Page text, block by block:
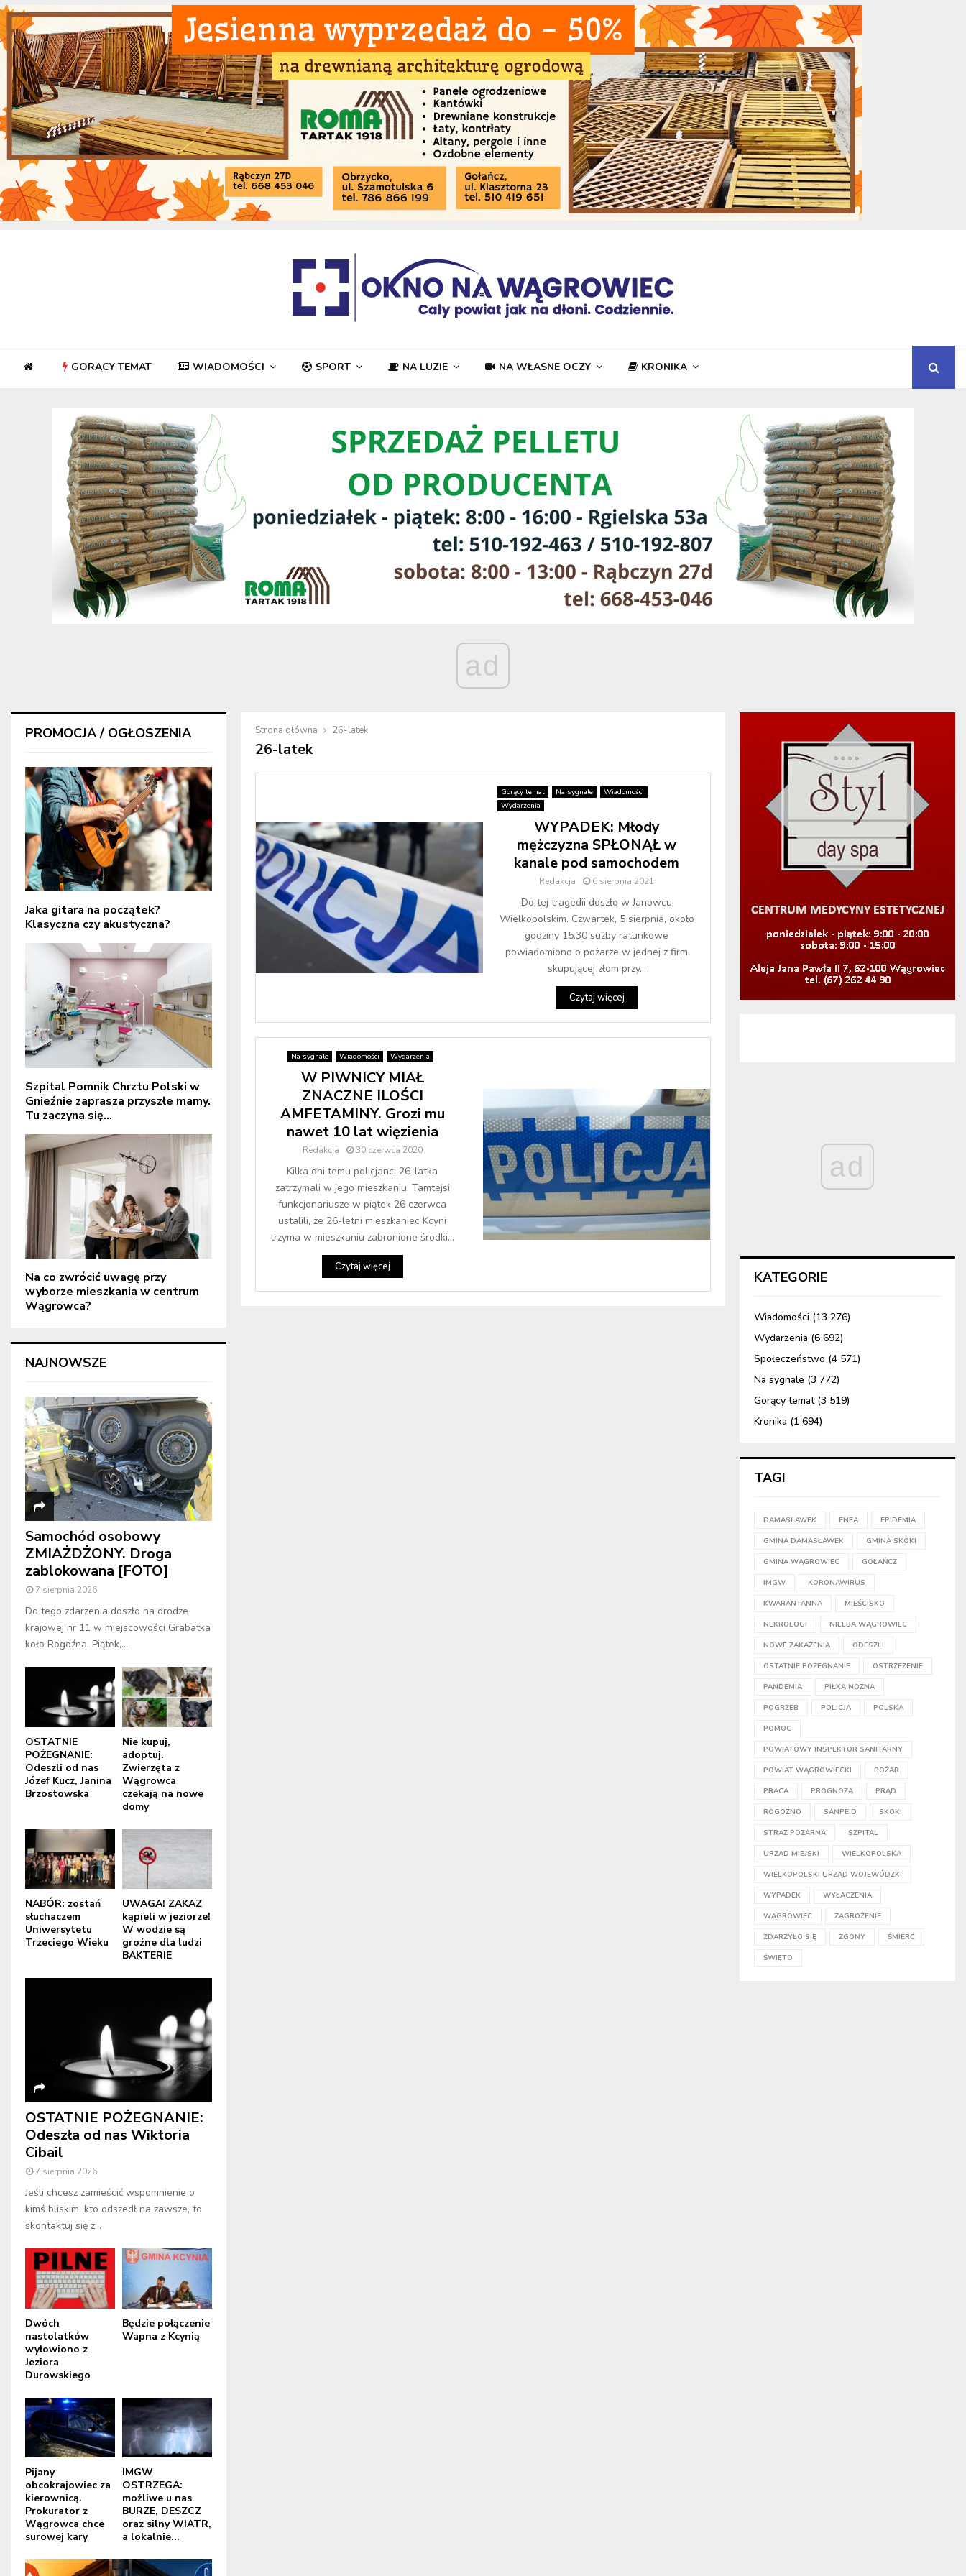
GORĄCY TEMAT WIADOMOŚCI SPORT NA LUZIE NA WŁASNE OCZY KRONIKA
ad
Strona główna 26-latek
26-latek
Gorący temat Na sygnale
Wiadomości
Wydarzenia
WYPADEK: Młody
mężczyzna SPŁONĄŁ w
kanale pod samochodem
Redakcja 6 sierpnia 2021
Do tej tragedii doszło w Janowcu
Wielkopolskim. Czwartek, 5 sierpnia, około
godziny 15.30 sużby ratunkowe
powiadomiono o pożarze w jednej z firm
skupującej złom przy...
Czytaj więcej
Na sygnale Wiadomości Wydarzenia
W PIWNICY MIAŁ
ZNACZNE ILOŚCI
AMFETAMINY. Grozi mu
nawet 10 lat więzienia
Redakcja 30 czerwca 2020
Kilka dni temu policjanci 26-latka
zatrzymali w jego mieszkaniu. Tamtejsi
funkcjonariusze w piątek 26 czerwca
ustalili, że 26-letni mieszkaniec Kcyni
trzyma w mieszkaniu zabronione środki...
Czytaj więcej
PROMOCJA / OGŁOSZENIA
Jaka gitara na początek?
Klasyczna czy akustyczna?
Szpital Pomnik Chrztu Polski w
Gnieźnie zaprasza przyszłe mamy.
Tu zaczyna się...
Na co zwrócić uwagę przy
wyborze mieszkania w centrum
Wągrowca?
NAJNOWSZE
Samochód osobowy
ZMIAŻDŻONY. Droga
zablokowana [FOTO]
7 sierpnia 2026
Do tego zdarzenia doszło na drodze
krajowej nr 11 w miejscowości Grabatka
koło Rogoźna. Piątek,...
OSTATNIE
POŻEGNANIE:
Odeszli od nas
Józef Kucz, Janina
Brzostowska
Nie kupuj,
adoptuj.
Zwierzęta z
Wągrowca
czekają na nowe
domy
NABÓR: zostań
słuchaczem
Uniwersytetu
Trzeciego Wieku
UWAGA! ZAKAZ
kąpieli w jeziorze!
W wodzie są
groźne dla ludzi
BAKTERIE
OSTATNIE POŻEGNANIE:
Odeszła od nas Wiktoria
Cibail
7 sierpnia 2026
Jeśli chcesz zamieścić wspomnienie o
kimś bliskim, kto odszedł na zawsze, to
skontaktuj się z...
Dwóch
nastolatków
wyłowiono z
Jeziora
Durowskiego
Będzie połączenie
Wapna z Kcynią
Pijany
obcokrajowiec za
kierownicą.
Prokurator z
Wągrowca chce
surowej kary
IMGW
OSTRZEGA:
możliwe u nas
BURZE, DESZCZ
oraz silny WIATR,
a lokalnie...
ad
KATEGORIE
Wiadomości (13 276)
Wydarzenia (6 692)
Społeczeństwo (4 571)
Na sygnale (3 772)
Gorący temat(3 519)
Kronika (1 694)
TAGI
DAMASŁAWEK ENEA EPIDEMIA
GMINA DAMASŁAWEK GMINA SKOKI
GMINA WĄGROWIEC GOŁAŃCZ
IMGW KORONAWIRUS
KWARANTANNA MIEŚCISKO
NEKROLOGI NIELBA WĄGROWIEC
NOWE ZAKAŻENIA ODESZLI
OSTATNIE POŻEGNANIE OSTRZEŻENIE
PANDEMIA PIŁKA NOŻNA
POGRZEB POLICJA POLSKA
POMOC
POWIATOWY INSPEKTOR SANITARNY
POWIAT WĄGROWIECKI POŻAR
PRACA PROGNOZA PRĄD
ROGOŹNO SANPEID SKOKI
STRAŻ POŻARNA SZPITAL
URZĄD MIEJSKI WIELKOPOLSKA
WIELKOPOLSKI URZĄD WOJEWÓDZKI
WYPADEK WYŁĄCZENIA
WĄGROWIEC ZAGROŻENIE
ZDARZYŁO SIĘ ZGONY ŚMIERĆ
ŚWIĘTO